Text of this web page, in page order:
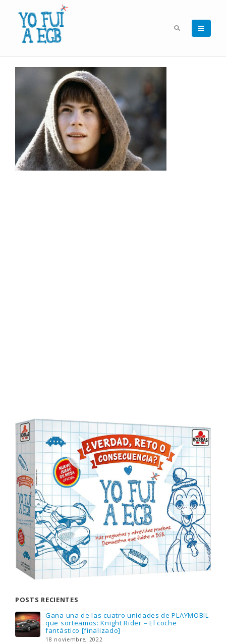
POSTS RECIENTES
Gana una de las cuatro unidades de PLAYMOBIL
que sorteamos: Knight Rider – El coche
fantástico [finalizado]
18 noviembre, 2022